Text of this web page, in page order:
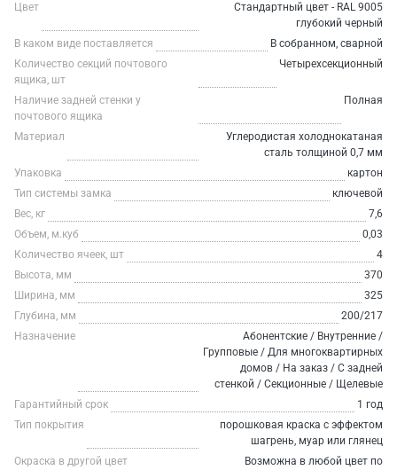
Цвет
Стандартный цвет - RAL 9005
глубокий черный
В каком виде поставляется
В собранном, сварной
Количество секций почтового
ящика, шт
Четырехсекционный
Наличие задней стенки у
почтового ящика
Полная
Материал
Углеродистая холоднокатаная
сталь толщиной 0,7 мм
Упаковка
картон
Тип системы замка
ключевой
Вес, кг
7,6
Объем, м.куб
0,03
Количество ячеек, шт
4
Высота, мм
370
Ширина, мм
325
Глубина, мм
200/217
Назначение
Абонентские / Внутренние /
Групповые / Для многоквартирных
домов / На заказ / С задней
стенкой / Секционные / Щелевые
Гарантийный срок
1 год
Тип покрытия
порошковая краска с эффектом
шагрень, муар или глянец
Окраска в другой цвет
Возможна в любой цвет по